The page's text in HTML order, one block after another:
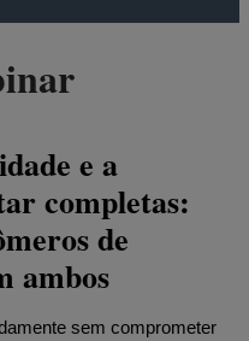
e a
completas:
de
ambos
sem comprometer